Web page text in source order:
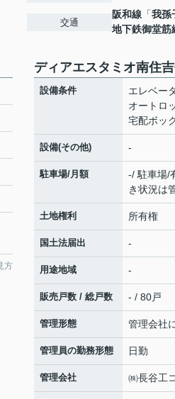
交通
阪和線 「我孫
地下鉄御堂筋
方
ディアエスタミオ南住
設備条件
エレベー
オートロ
宅配ボッ
設備(その他) -
駐車場/月額
-/ 駐車場/
き状況は
土地権利 所有権
国土法届出 -
用途地域 -
販売戸数 / 総戸数 - / 80戸
管理形態 管理会社
管理員の勤務形態 日勤
管理会社 ㈱長谷工